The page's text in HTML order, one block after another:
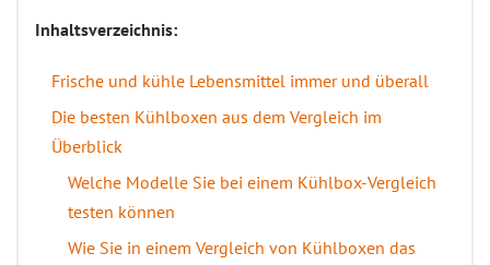
Inhaltsverzeichnis:
Frische und kühle Lebensmittel immer und überall
Die besten Kühlboxen aus dem Vergleich im
Überblick
Welche Modelle Sie bei einem Kühlbox-Vergleich
testen können
Wie Sie in einem Vergleich von Kühlboxen das